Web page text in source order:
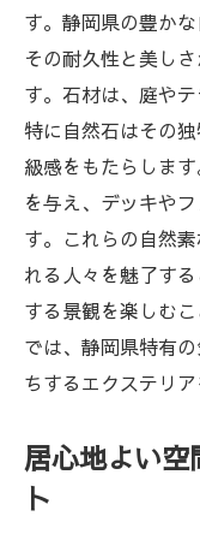
す。静岡県の豊か
その耐久性と美し
す。石材は、庭や
特に自然石はその
級感をもたらしま
を与え、デッキや
す。これらの自然
れる人々を魅了す
する景観を楽しむ
では、静岡県特有
ちするエクステリ
居心地よい空
ト